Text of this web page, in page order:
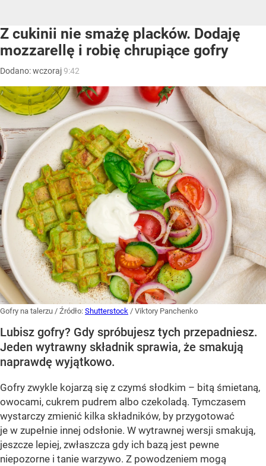
Z cukinii nie smażę placków. Dodaję
mozzarellę i robię chrupiące gofry
Dodano:wczoraj9:42
Gofry na talerzu / Źródło: Shutterstock / Viktory Panchenko
Lubisz gofry? Gdy spróbujesz tych przepadniesz.
Jeden wytrawny składnik sprawia, że smakują
naprawdę wyjątkowo.
Gofry zwykle kojarzą się z czymś słodkim – bitą śmietaną,
owocami, cukrem pudrem albo czekoladą. Tymczasem
wystarczy zmienić kilka składników, by przygotować
je w zupełnie innej odsłonie. W wytrawnej wersji smakują,
jeszcze lepiej, zwłaszcza gdy ich bazą jest pewne
niepozorne i tanie warzywo. Z powodzeniem mogą